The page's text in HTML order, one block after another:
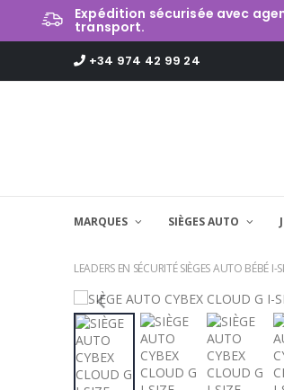
Expédition sécurisée avec
transport.
+34 974 42 99 24
MARQUES SIÈGES AUTO
LEADERS EN SÉCURITÉ SIÈGES AUTO BÉBÉ I-